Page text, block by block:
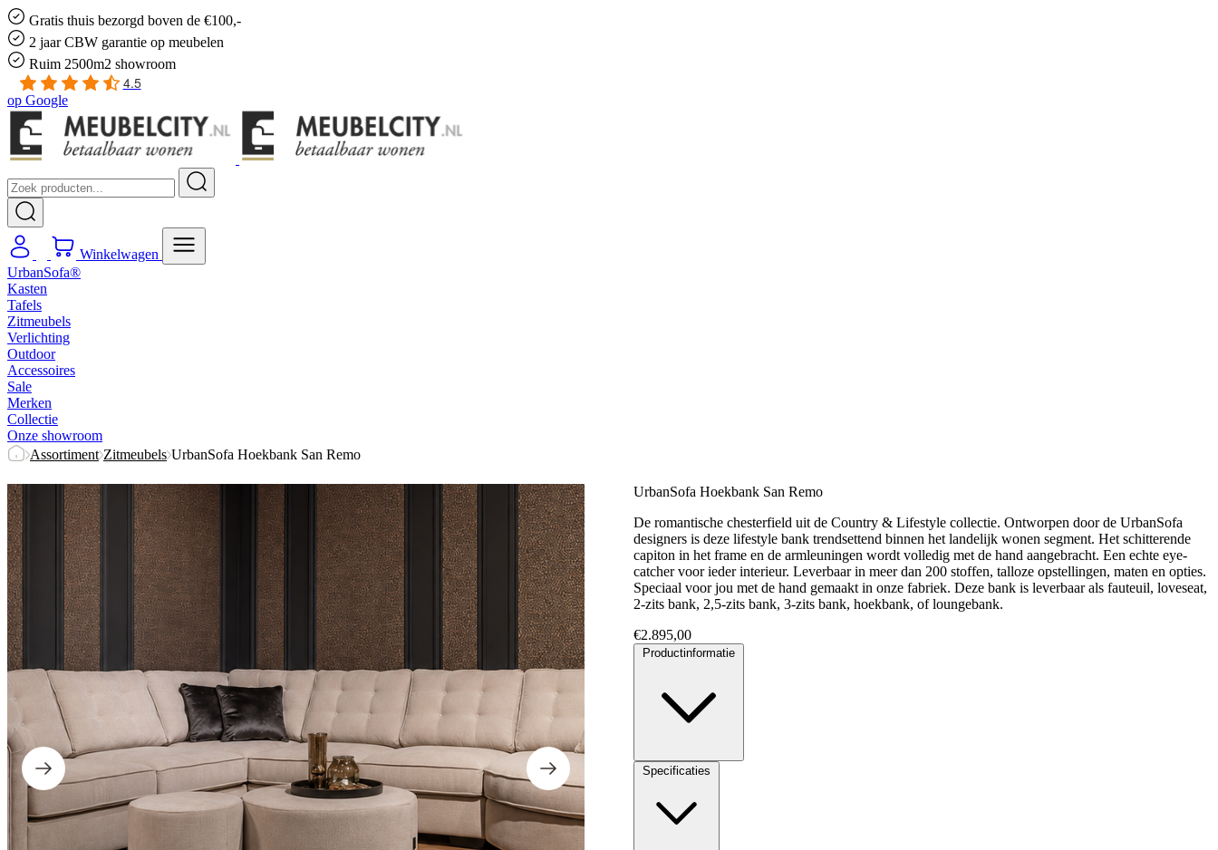
Gratis thuis bezorgd boven de €100,-
2 jaar CBW garantie op meubelen
Ruim 2500m2 showroom
4.5
op Google
Winkelwagen
UrbanSofa®
Kasten
Tafels
Zitmeubels
Verlichting
Outdoor
Accessoires
Sale
Merken
Collectie
Onze showroom
Assortiment Zitmeubels UrbanSofa Hoekbank San Remo
UrbanSofa Hoekbank San Remo
De romantische chesterfield uit de Country & Lifestyle collectie. Ontworpen door de UrbanSofa
designers is deze lifestyle bank trendsettend binnen het landelijk wonen segment. Het schitterende
capiton in het frame en de armleuningen wordt volledig met de hand aangebracht. Een echte eye-
catcher voor ieder interieur. Leverbaar in meer dan 200 stoffen, talloze opstellingen, maten en opties.
Speciaal voor jou met de hand gemaakt in onze fabriek. Deze bank is leverbaar als fauteuil, loveseat,
2-zits bank, 2,5-zits bank, 3-zits bank, hoekbank, of loungebank.
€2.895,00
Productinformatie
Specificaties